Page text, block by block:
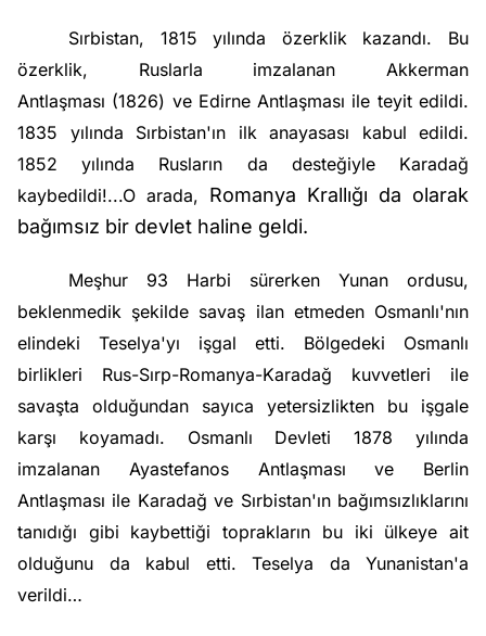
Sırbistan, 1815 yılında özerklikkazandı. Bu
özerklik, Ruslarla imzalanan Akkerman
Antlaşması (1826) ve Edirne Antlaşması ile teyit edildi.
1835 yılında Sırbistan'ın ilk anayasası kabul edildi.
1852 yılında Rusların da desteğiyle Karadağ
kaybedildi!...O arada, Romanya Krallığı da olarak
bağımsız bir devlet haline geldi.
Meşhur 93 Harbi sürerken Yunan ordusu,
beklenmedik şekilde savaş ilan etmeden Osmanlı'nın
elindeki Teselya'yı işgal etti. Bölgedeki Osmanlı
birlikleri Rus-Sırp-Romanya-Karadağ kuvvetleri ile
savaşta olduğundan sayıca yetersizlikten bu işgale
karşı koyamadı. Osmanlı Devleti 1878 yılında
imzalanan Ayastefanos Antlaşması ve Berlin
Antlaşması ile Karadağ ve Sırbistan'ın bağımsızlıklarını
tanıdığı gibi kaybettiği toprakların bu iki ülkeye ait
olduğunu da kabul etti. Teselya da Yunanistan'a
verildi…